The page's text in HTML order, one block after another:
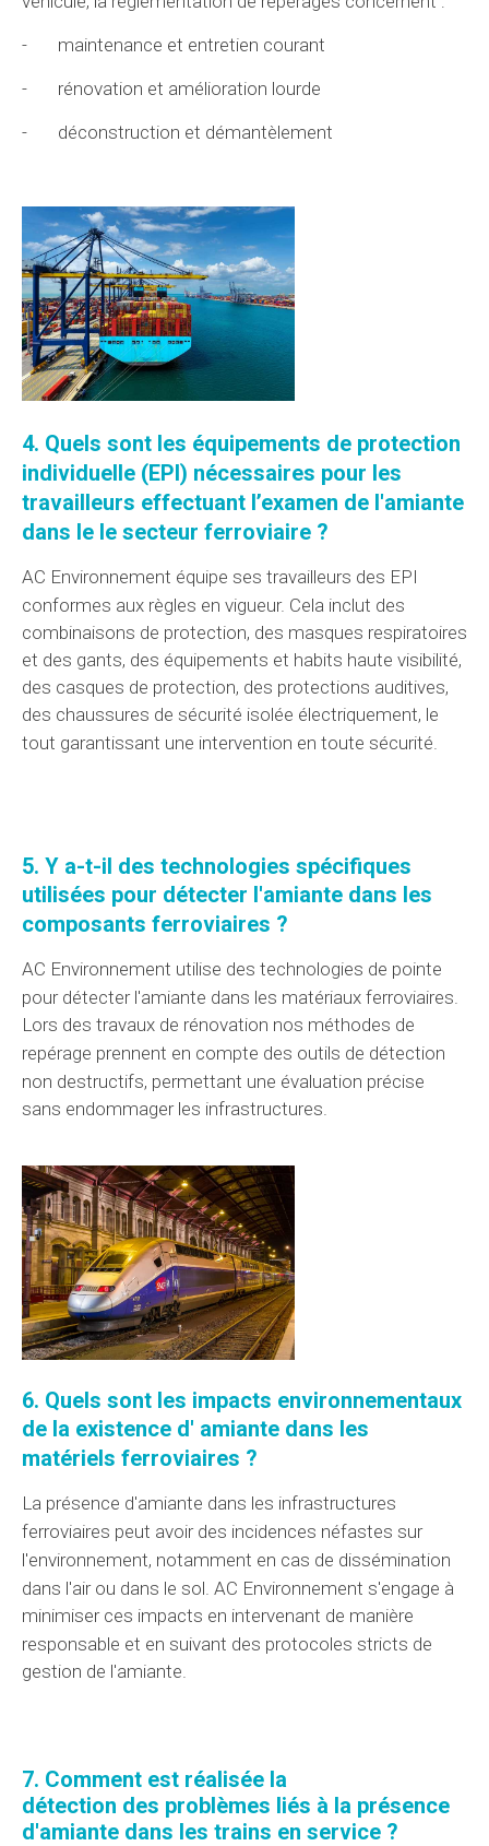
-
maintenance et entretien courant
-
rénovation et amélioration lourde
-
déconstruction et démantèlement
4. Quels sont les équipements de protection
individuelle (EPI) nécessaires pour les
travailleurs effectuant l’examen de l'amiante
dans le le secteur ferroviaire ?
AC Environnement équipe ses travailleurs des EPI
conformes aux règles en vigueur. Cela inclut des
combinaisons de protection, des masques respiratoires
et des gants, des équipements et habits haute visibilité,
des casques de protection, des protections auditives,
des chaussures de sécurité isolée électriquement, le
tout garantissant une intervention en toute sécurité.
5. Y a-t-il des technologies spécifiques
utilisées pour détecter l'amiante dans les
composants ferroviaires ?
AC Environnement utilise des technologies de pointe
pour détecter l'amiante dans les matériaux ferroviaires.
Lors des travaux de rénovation nos méthodes de
repérage prennent en compte des outils de détection
non destructifs, permettant une évaluation précise
sans endommager les infrastructures.
6. Quels sont les impacts environnementaux
de la existence d' amiante dans les
matériels ferroviaires ?
La présence d'amiante dans les infrastructures
ferroviaires peut avoir des incidences néfastes sur
l'environnement, notamment en cas de dissémination
dans l'air ou dans le sol. AC Environnement s'engage à
minimiser ces impacts en intervenant de manière
responsable et en suivant des protocoles stricts de
gestion de l'amiante.
7. Comment est réalisée la
détection des problèmes liés à la présence
d'amiante dans les trains en service ?